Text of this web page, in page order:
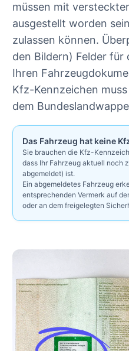
müssen mit
ausgestellt worden
zulassen können.
den Bildern) Felder für
Ihren
Kfz-Kennzeichen
dem
Das Fahrzeug hat keine
Sie brauchen die Kfz-
dass Ihr Fahrzeug aktuell noch
abgemeldet) ist.
Ein abgemeldetes Fahrzeug
entsprechenden Vermerk auf
oder an dem freigelegten